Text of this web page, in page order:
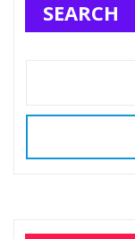
SEARCH